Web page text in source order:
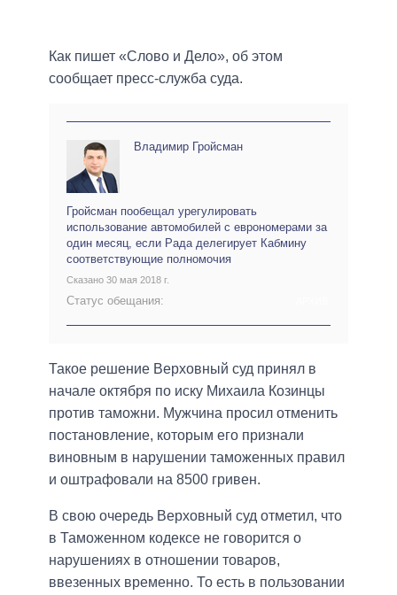
Как пишет «Слово и Дело», об этом
сообщает пресс-служба суда.
Владимир Гройсман
Гройсман пообещал урегулировать
использование автомобилей с еврономерами за
один месяц, если Рада делегирует Кабмину
соответствующие полномочия
Сказано 30 мая 2018 г.
Статус обещания:
Такое решение Верховный суд принял в
начале октября по иску Михаила Козинцы
против таможни. Мужчина просил отменить
постановление, которым его признали
виновным в нарушении таможенных правил
и оштрафовали на 8500 гривен.
В свою очередь Верховный суд отметил, что
в Таможенном кодексе не говорится о
нарушениях в отношении товаров,
ввезенных временно. То есть в пользовании